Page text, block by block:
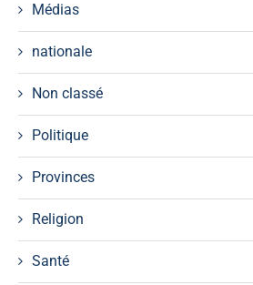
Médias
nationale
Non classé
Politique
Provinces
Religion
Santé